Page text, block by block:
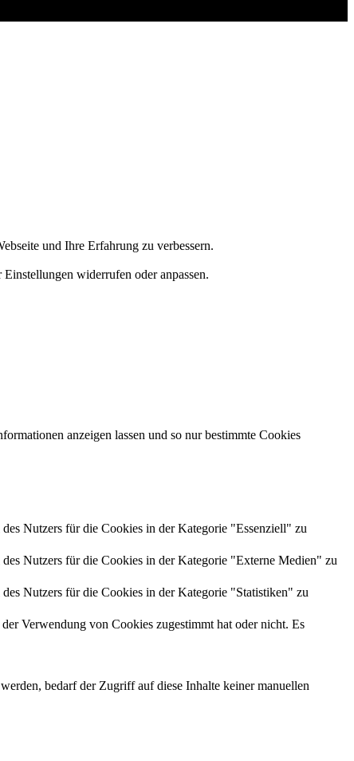
und Ihre Erfahrung zu verbessern.
widerrufen oder anpassen.
anzeigen lassen und so nur bestimmte Cookies
Nutzers für die Cookies in der Kategorie "Essenziell" zu
Nutzers für die Cookies in der Kategorie "Externe Medien" zu
Nutzers für die Cookies in der Kategorie "Statistiken" zu
Verwendung von Cookies zugestimmt hat oder nicht. Es
bedarf der Zugriff auf diese Inhalte keiner manuellen